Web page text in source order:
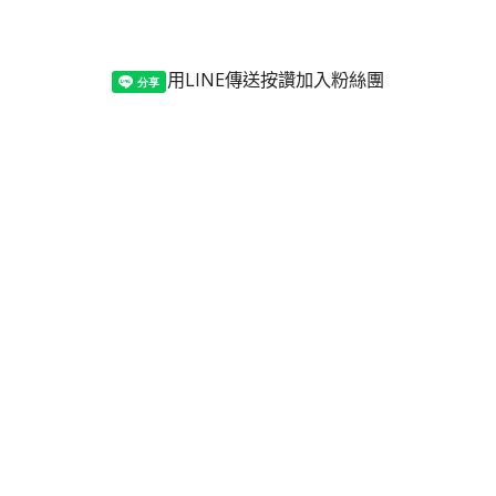
用LINE傳送按讚加入粉絲團